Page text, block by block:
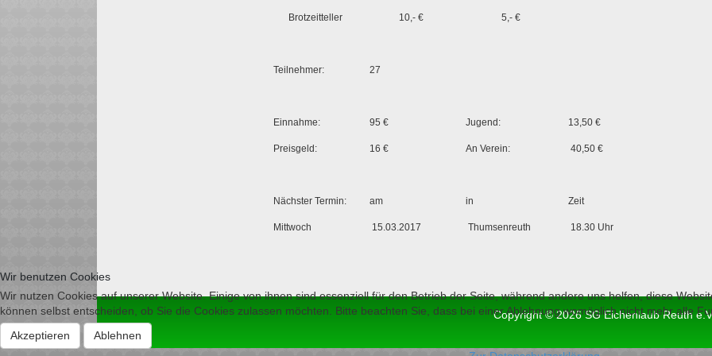
Brotzeitteller 10,- € 5,- €
Teilnehmer: 27
Einnahme: 95 € Jugend: 13,50 €
Preisgeld: 16 € An Verein: 40,50 €
Nächster Termin: am in Zeit
Mittwoch 15.03.2017 Thumsenreuth 18.30 Uhr
Copyright © 2026 SG Eichenlaub Reuth
Wir benutzen Cookies
Wir nutzen Cookies auf unserer Website. Einige von ihnen sind essenziell für den Betrieb der Seite, während andere uns helfen, diese
können selbst entscheiden, ob Sie die Cookies zulassen möchten. Bitte beachten Sie, dass bei einer Ablehnung womöglich nicht mehr alle
Akzeptieren
Ablehnen